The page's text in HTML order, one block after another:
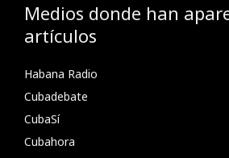
Medios donde han
artículos
Habana Radio
Cubadebate
CubaSí
Cubahora